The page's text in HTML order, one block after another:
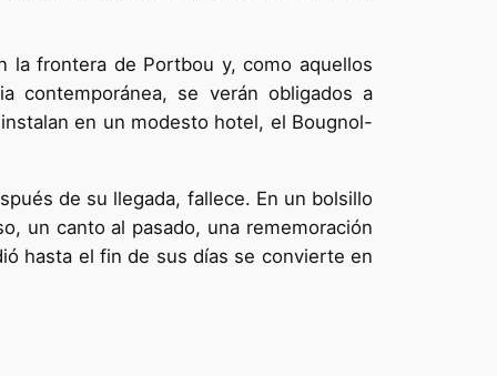
la frontera de Portbou y, como aquellos
contemporánea, se verán obligados a
en un modesto hotel, el Bougnol-
de su llegada, fallece. En un bolsillo
un canto al pasado, una rememoración
hasta el fin de sus días se convierte en